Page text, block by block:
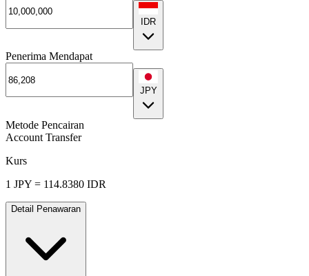
IDR
Penerima Mendapat
JPY
Metode Pencairan
Account Transfer
Kurs
1 JPY = 114.8380 IDR
Detail Penawaran